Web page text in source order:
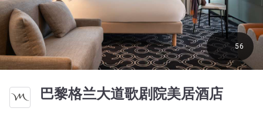
巴黎格兰大道歌剧院美居酒店4 星
56